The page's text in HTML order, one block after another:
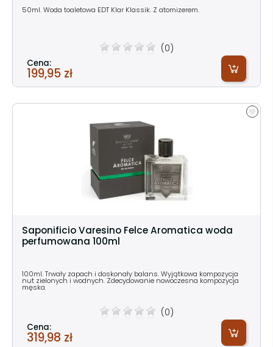
50ml. Woda toaletowa EDT Klar Klassik. Z atomizerem.
(0)
Cena:
199,95 zł
Saponificio Varesino Felce Aromatica woda
perfumowana 100ml
100ml. Trwały zapach i doskonały balans. Wyjątkowa kompozycja
nut zielonych i wodnych. Zdecydowanie nowoczesna kompozycja
męska.
(0)
Cena:
319,98 zł